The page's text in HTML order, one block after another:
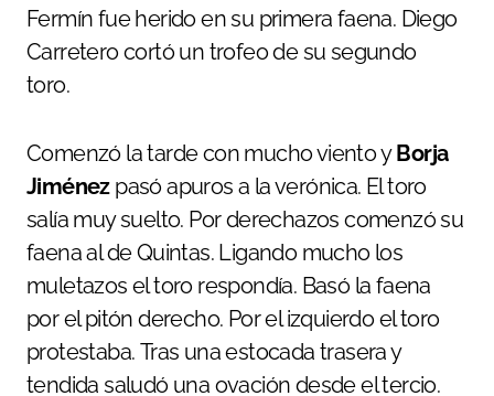
Fermín fue herido en su primera faena. Diego
Carretero cortó un trofeo de su segundo
toro.
Comenzó la tarde con mucho viento yBorja
Jiménez pasó apuros a la verónica. El toro
salía muy suelto. Por derechazos comenzó su
faena al de Quintas. Ligando mucho los
muletazos el toro respondía. Basó la faena
por el pitón derecho. Por el izquierdo el toro
protestaba. Tras una estocada trasera y
tendida saludó una ovación desde el tercio.